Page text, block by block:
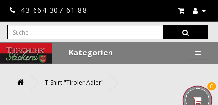
+43 664 307 61 88
0
Kategorien
T-Shirt "Tiroler Adler"